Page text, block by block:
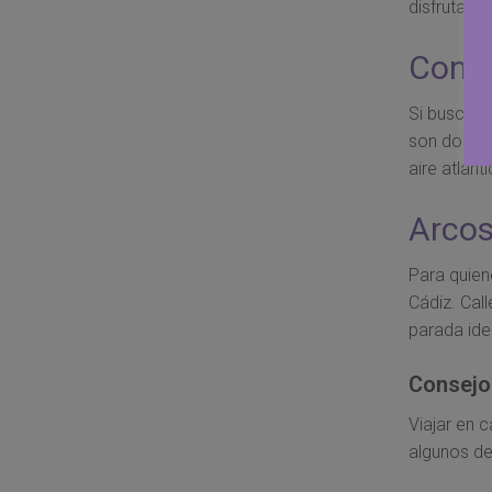
disfrutar
Si buscas
son dos
aire
Para
Cádiz.
parada
Viajar en
algunos